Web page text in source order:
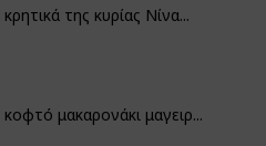
της κυρίας Νίνα...
μακαρονάκι μαγειρ...